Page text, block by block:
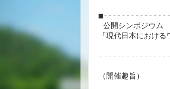
「現代日本におけ
（開催趣旨）